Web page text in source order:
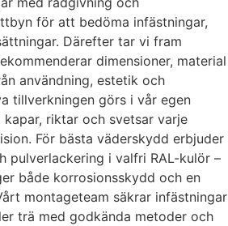
för att bedöma infästningar,
Därefter tar vi fram
dimensioner, material
användning, estetik och
tillverkningen görs i vår egen
riktar och svetsar varje
För bästa väderskydd erbjuder
pulverlackering i valfri RAL-kulör –
både korrosionsskydd och en
montageteam säkrar infästningar
trä med godkända metoder och